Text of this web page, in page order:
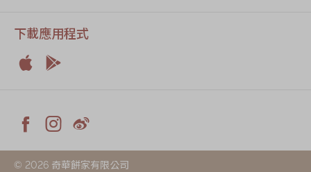

Facebook

Instagram

Weiblog
下載應用程式


© 2026 奇華餅家有限公司